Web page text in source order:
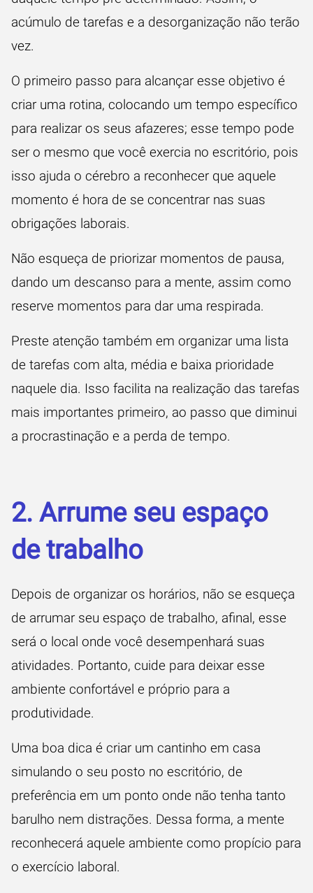
acúmulo de tarefas e a desorganização não terão
vez.
O primeiro passo para alcançar esse objetivo é
criar uma rotina, colocando um tempo específico
para realizar os seus afazeres; esse tempo pode
ser o mesmo que você exercia no escritório, pois
isso ajuda o cérebro a reconhecer que aquele
momento é hora de se concentrar nas suas
obrigações laborais.
Não esqueça de priorizar momentos de pausa,
dando um descanso para a mente, assim como
reserve momentos para dar uma respirada.
Preste atenção também em organizar uma lista
de tarefas com alta, média e baixa prioridade
naquele dia. Isso facilita na realização das tarefas
mais importantes primeiro, ao passo que diminui
a procrastinação e a perda de tempo.
2. Arrume seu espaço
de trabalho
Depois de organizar os horários, não se esqueça
de arrumar seu espaço de trabalho, afinal, esse
será o local onde você desempenhará suas
atividades. Portanto, cuide para deixar esse
ambiente confortável e próprio para a
produtividade.
Uma boa dica é criar um cantinho em casa
simulando o seu posto no escritório, de
preferência em um ponto onde não tenha tanto
barulho nem distrações. Dessa forma, a mente
reconhecerá aquele ambiente como propício para
o exercício laboral.